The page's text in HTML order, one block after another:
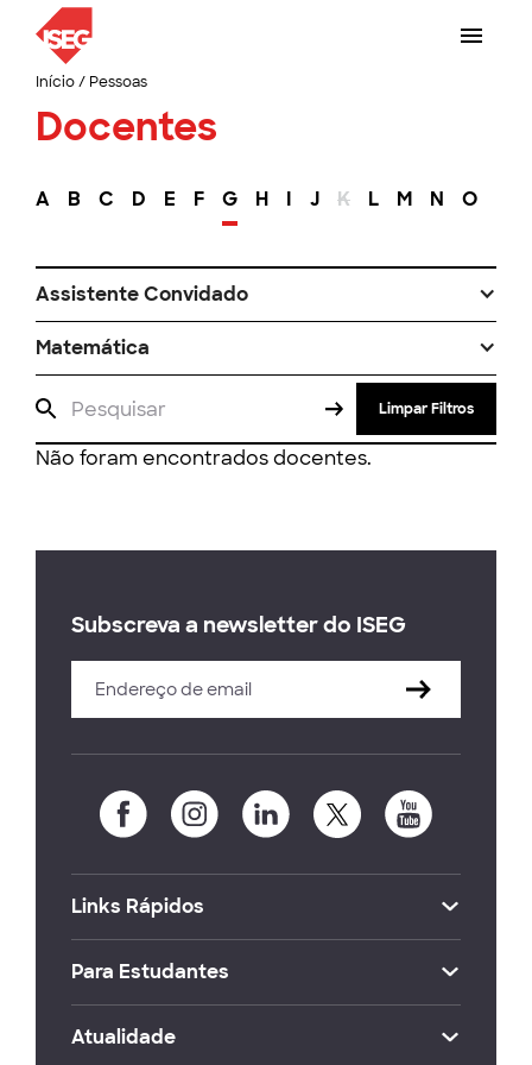
Início/ Pessoas
Docentes
A B C D E F G H I J K L M N O
Assistente Convidado
Matemática
Limpar Filtros
Não foram encontrados docentes.
Subscreva a newsletter do ISEG
Links Rápidos
Para Estudantes
Atualidade